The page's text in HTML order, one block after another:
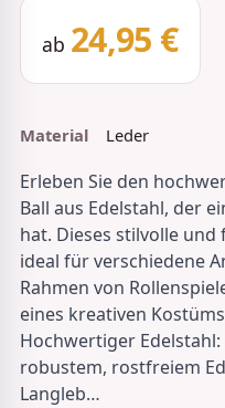
ab 24,95 €
Material Leder
Erleben Sie den
Ball aus Edelstahl, der
hat. Dieses stilvolle
ideal für verschiedene
Rahmen von
eines kreativen
Hochwertiger
robustem, rostfreiem
Langleb…